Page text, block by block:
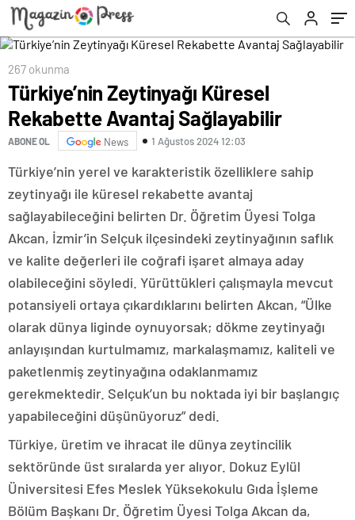
267 okunma
Türkiye’nin Zeytinyağı Küresel
Rekabette Avantaj Sağlayabilir
ABONE OL News 1 Ağustos 2024 12:03
Türkiye’nin yerel ve karakteristik özelliklere sahip
zeytinyağı ile küresel rekabette avantaj
sağlayabileceğini belirten Dr. Öğretim Üyesi Tolga
Akcan, İzmir’in Selçuk ilçesindeki zeytinyağının saflık
ve kalite değerleri ile coğrafi işaret almaya aday
olabileceğini söyledi. Yürüttükleri çalışmayla mevcut
potansiyeli ortaya çıkardıklarını belirten Akcan, “Ülke
olarak dünya liginde oynuyorsak; dökme zeytinyağı
anlayışından kurtulmamız, markalaşmamız, kaliteli ve
paketlenmiş zeytinyağına odaklanmamız
gerekmektedir. Selçuk’un bu noktada iyi bir başlangıç
yapabileceğini düşünüyoruz” dedi.
Türkiye, üretim ve ihracat ile dünya zeytincilik
sektöründe üst sıralarda yer alıyor. Dokuz Eylül
Üniversitesi Efes Meslek Yüksekokulu Gıda İşleme
Bölüm Başkanı Dr. Öğretim Üyesi Tolga Akcan da,